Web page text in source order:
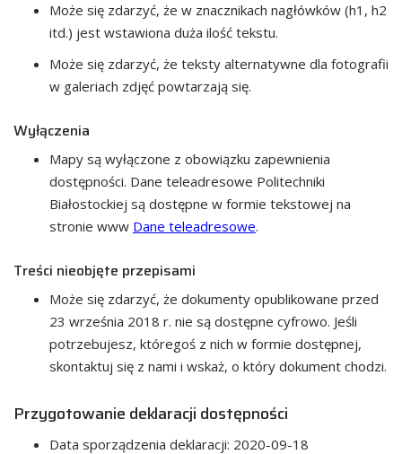
Może się zdarzyć, że w znacznikach nagłówków (h1, h2
itd.) jest wstawiona duża ilość tekstu.
Może się zdarzyć, że teksty alternatywne dla fotografii
w galeriach zdjęć powtarzają się.
Wyłączenia
Mapy są wyłączone z obowiązku zapewnienia
dostępności. Dane teleadresowe Politechniki
Białostockiej są dostępne w formie tekstowej na
stronie www Dane teleadresowe.
Treści nieobjęte przepisami
Może się zdarzyć, że dokumenty opublikowane przed
23 września 2018 r. nie są dostępne cyfrowo. Jeśli
potrzebujesz, któregoś z nich w formie dostępnej,
skontaktuj się z nami i wskaż, o który dokument chodzi.
Przygotowanie deklaracji dostępności
Data sporządzenia deklaracji: 2020-09-18